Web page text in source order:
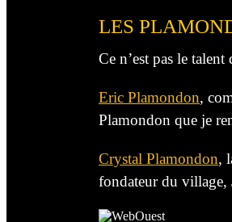
LES
Ce n’est pas le
Eric Plamondon,
Plamondon que je
Crystal Plamondon,
fondateur du village,